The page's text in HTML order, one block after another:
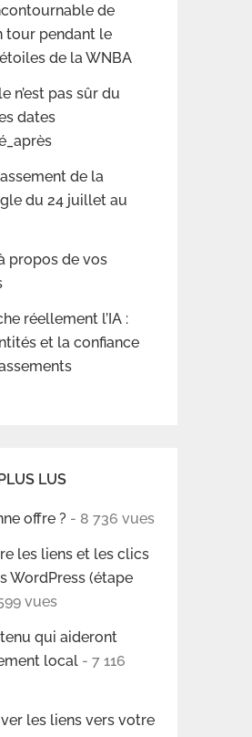
de
tour pendant le
de la WNBA
n’est pas sûr du
dates
de la
du 24 juillet au
propos de vos
réellement l’IA :
et la confiance
LUS
offre ? - 8 736 vues
les liens et les clics
WordPress (étape
vues
qui aideront
local - 7 116
les liens vers votre